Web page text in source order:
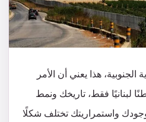
الجنوبية، هذا يعني أن الأمر
لبنانيًا فقط، تاريخك ونمط
واستمراريتك تختلف شكلًا